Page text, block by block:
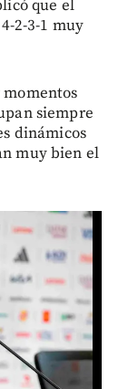
que el
2-3-1 muy
siempre
dinámicos
muy bien el